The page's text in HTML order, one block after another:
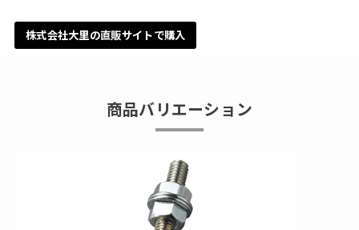
株式会社大里の直販サイトで購入
商品バリエーション